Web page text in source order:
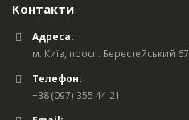
Контакти
Адреса:
м. Київ, просп. Берестейський 67
Телефон:
+38 (097) 355 44 21